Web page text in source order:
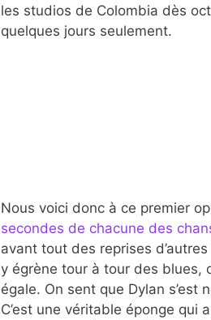
les studios de Colombia dès
quelques jours seulement.
Nous voici donc à ce premier
secondes de chacune des
avant tout des reprises
y égrène tour à tour des blues,
égale. On sent que Dylan s’est
C’est une véritable éponge qui